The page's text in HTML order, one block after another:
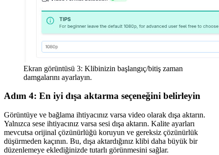
Ekran görüntüsü 3: Klibinizin başlangıç/bitiş zaman
damgalarını ayarlayın.
Adım 4: En iyi dışa aktarma seçeneğini belirleyin
Görüntüye ve bağlama ihtiyacınız varsa video olarak dışa aktarın.
Yalnızca sese ihtiyacınız varsa sesi dışa aktarın. Kalite ayarları
mevcutsa orijinal çözünürlüğü koruyun ve gereksiz çözünürlük
düşürmeden kaçının. Bu, dışa aktardığınız klibi daha büyük bir
düzenlemeye eklediğinizde tutarlı görünmesini sağlar.